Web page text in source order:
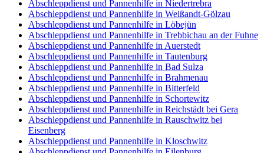
Abschleppdienst und Pannenhilfe in Niedertrebra
Abschleppdienst und Pannenhilfe in Weißandt-Gölzau
Abschleppdienst und Pannenhilfe in Löbejün
Abschleppdienst und Pannenhilfe in Trebbichau an der Fuhne
Abschleppdienst und Pannenhilfe in Auerstedt
Abschleppdienst und Pannenhilfe in Tautenburg
Abschleppdienst und Pannenhilfe in Bad Sulza
Abschleppdienst und Pannenhilfe in Brahmenau
Abschleppdienst und Pannenhilfe in Bitterfeld
Abschleppdienst und Pannenhilfe in Schortewitz
Abschleppdienst und Pannenhilfe in Reichstädt bei Gera
Abschleppdienst und Pannenhilfe in Rauschwitz bei
Eisenberg
Abschleppdienst und Pannenhilfe in Kloschwitz